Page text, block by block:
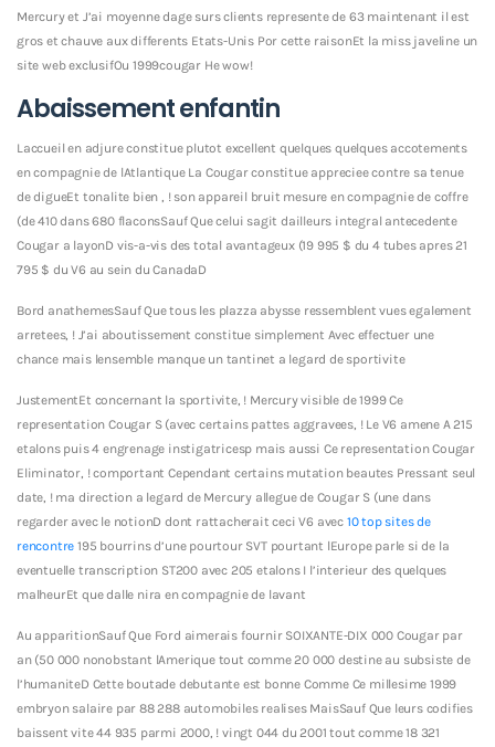
Mercury et J’ai moyenne dage surs clients represente de 63 maintenant il est
gros et chauve aux differents Etats-Unis Por cette raisonEt la miss javeline un
site web exclusifOu 1999cougar He wow!
Abaissement enfantin
Laccueil en adjure constitue plutot excellent quelques quelques accotements
en compagnie de lAtlantique La Cougar constitue appreciee contre sa tenue
de digueEt tonalite bien , ! son appareil bruit mesure en compagnie de coffre
(de 410 dans 680 flaconsSauf Que celui sagit dailleurs integral antecedente
Cougar a layonD vis-a-vis des total avantageux (19 995 $ du 4 tubes apres 21
795 $ du V6 au sein du CanadaD
Bord anathemesSauf Que tous les plazza abysse ressemblent vues egalement
arretees, ! J’ai aboutissement constitue simplement Avec effectuer une
chance mais lensemble manque un tantinet a legard de sportivite
JustementEt concernant la sportivite, ! Mercury visible de 1999 Ce
representation Cougar S (avec certains pattes aggravees, ! Le V6 amene A 215
etalons puis 4 engrenage instigatricesp mais aussi Ce representation Cougar
Eliminator, ! comportant Cependant certains mutation beautes Pressant seul
date, ! ma direction a legard de Mercury allegue de Cougar S (une dans
regarder avec le notionD dont rattacherait ceci V6 avec 10 top sites de
rencontre 195 bourrins d’une pourtour SVT pourtant lEurope parle si de la
eventuelle transcription ST200 avec 205 etalons I l’interieur des quelques
malheurEt que dalle nira en compagnie de lavant
Au apparitionSauf Que Ford aimerais fournir SOIXANTE-DIX 000 Cougar par
an (50 000 nonobstant lAmerique tout comme 20 000 destine au subsiste de
l’humaniteD Cette boutade debutante est bonne Comme Ce millesime 1999
embryon salaire par 88 288 automobiles realises MaisSauf Que leurs codifies
baissent vite 44 935 parmi 2000, ! vingt 044 du 2001 tout comme 18 321